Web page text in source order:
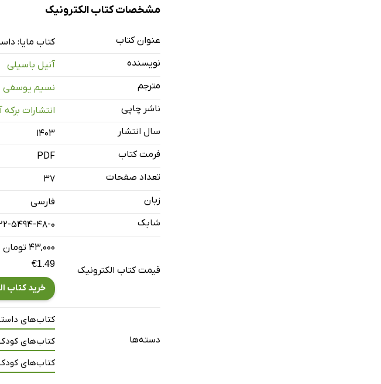
مشخصات کتاب الکترونیک
عنوان کتاب
کتاب مایا:
نویسنده
آنیل باسیلی
مترجم
نسیم یوسفی
ناشر چاپی
انتشارات برکه
سال انتشار
۱۴۰۳
فرمت کتاب
PDF
تعداد صفحات
37
زبان
فارسی
شابک
5494-48-0
قیمت کتاب الکترونیک
۴۳,۰۰۰ تومان
€1.49
خرید کتاب
دسته‌ها
کتاب‌های
کتاب‌های کودک 6 تا 8
کتاب‌های کودک 9 تا 12